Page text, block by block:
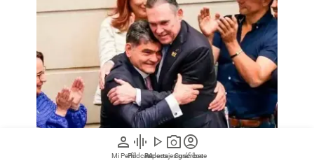
person
Mi Perfil
graphic_eq
Pódcast
play_arrow
Videos
photo_camera
Reportajes gráficos
account_circle
Suscríbete